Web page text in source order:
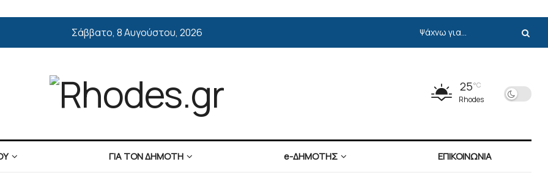
Σάββατο, 8 Αυγούστου, 2026
25°C
Rhodes
ΓΙΑ ΤΟΝ ΔΗΜΟΤΗ e-ΔΗΜΟΤΗΣ ΕΠΙΚΟΙΝΩΝΙΑ